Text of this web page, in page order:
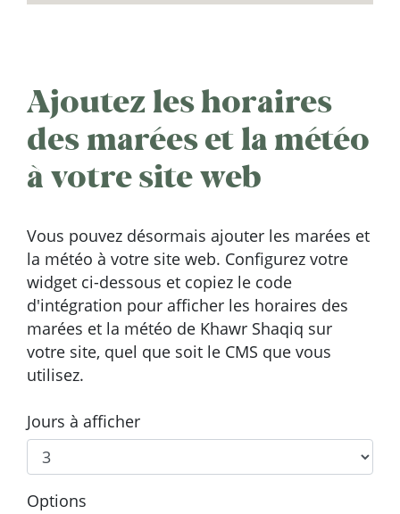
Ajoutez les horaires
des marées et la météo
à votre site web
Vous pouvez désormais ajouter les marées et
la météo à votre site web. Configurez votre
widget ci-dessous et copiez le code
d'intégration pour afficher les horaires des
marées et la météo de Khawr Shaqiq sur
votre site, quel que soit le CMS que vous
utilisez.
Jours à afficher
Options